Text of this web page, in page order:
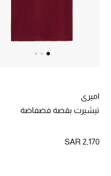
اميري
تيشيرت بقصة فضفاضة
SAR 2,170